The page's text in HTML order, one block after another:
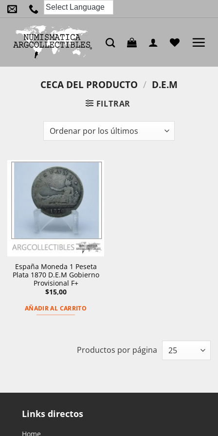
Saltar
al
contenido
CECA DEL PRODUCTO / D.E.M
FILTRAR
España Moneda 1 Peseta
Plata 1870 D.E.M Gobierno
Provisional F+
$15,00
AÑADIR AL CARRITO
Productos por página
Links directos
Home